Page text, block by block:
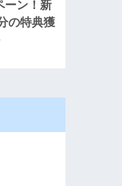
ーン！新
の特典獲